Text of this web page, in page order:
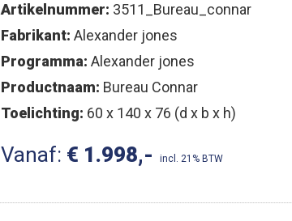
Artikelnummer: 3511_Bureau_connar
Fabrikant: Alexander jones
Programma: Alexander jones
Productnaam: Bureau Connar
Toelichting: 60 x 140 x 76 (d x b x h)
Vanaf: € 1.998,- incl. 21% BTW